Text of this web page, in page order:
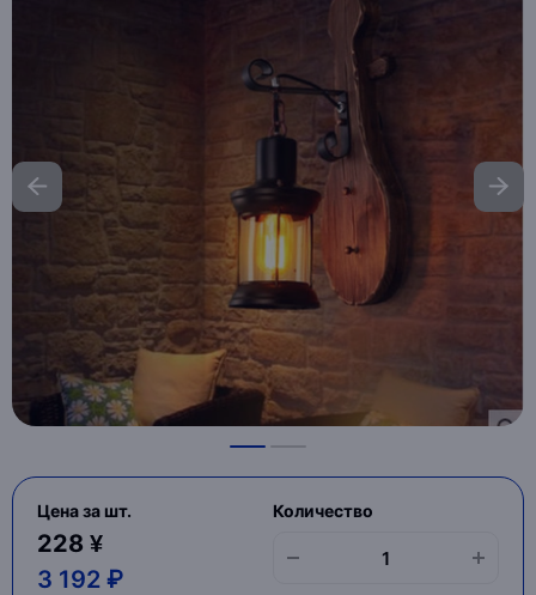
Цена за шт.
228 ¥
3 192 ₽
Количество